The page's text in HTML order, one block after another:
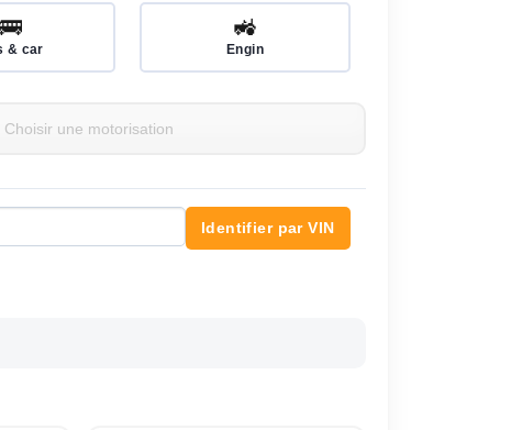
& car
🚜
Engin
Identifier par VIN